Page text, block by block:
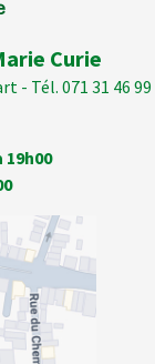
Curie
- Tél. 071 31 46 99
19h00